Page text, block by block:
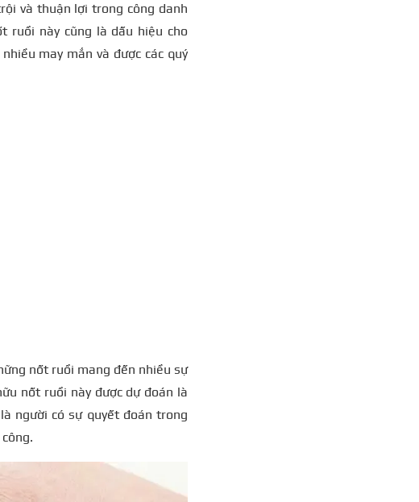
và thuận lợi trong công danh
ruồi này cũng là dấu hiệu cho
may mắn và được các quý
nốt ruồi mang đến nhiều sự
nốt ruồi này được dự đoán là
người có sự quyết đoán trong